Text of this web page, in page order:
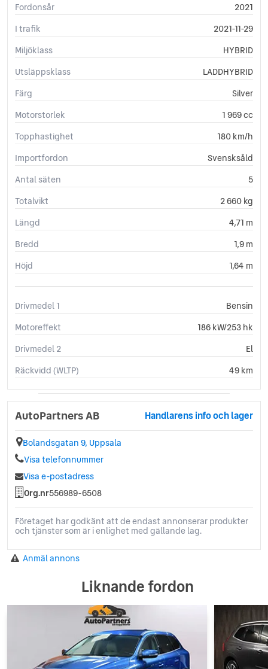
Avbländande innerbackspegel
Avbländande sidospeglar
Avstängningsbar airbag passagerare
Backstartshjälp
Bluetooth (handsfree)
Broms-assistans
Elinfällbara sidospeglar
Elstol förare med minne
Eluppvärmda sidospeglar
Euro NCAP 5
Fartbegränsare
Fällbara baksäten
Färddator
ISOFIX-fästen bak
Keyless
Kylt handskfack
Körfilsassistans
LED Strålkastare
Ljussensor
Läslampa
Mattor (textil)
Motorvärmare (med tidur)
Multifunktionsratt
Parkeringssensorer (fram)
Rails
Reservhjul
Nödsamtal
Sidoairbags
Sminkspegel
Sportratt
Startspärr
Stöldlarm
Svensksåld
Sätesvärme (bak)
Sätesvärme (fram)
Tonade rutor
Trötthetsvarnare
Uppvärmda spolare
Uppvärmda vindrutetorkare
USB-uttag Type-C
Fordonsår
2021
I trafik
2021-11-29
Miljöklass
HYBRID
Utsläppsklass
LADDHYBRID
Färg
Silver
Motorstorlek
1 969 cc
Topphastighet
180 km/h
Importfordon
Svensksåld
Antal säten
5
Totalvikt
2 660 kg
Längd
4,71 m
Bredd
1,9 m
Höjd
1,64 m
Drivmedel 1
Bensin
Motoreffekt
186 kW/253 hk
Drivmedel 2
El
Räckvidd (WLTP)
49 km
AutoPartners AB Handlarens info och lager
Bolandsgatan 9, Uppsala
Visa telefonnummer
Visa e-postadress
Org.nr556989-6508
Företaget har godkänt att de endast annonserar produkter
och tjänster som är i enlighet med gällande lag.
Anmäl annons
Liknande fordon